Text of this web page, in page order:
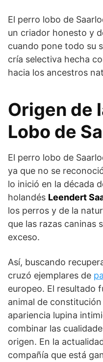
El perro lobo de
un criador honesto y
cuando pone todo su
cría selectiva hecha
hacia los ancestros
Origen de
Lobo de
El perro lobo de
ya que no se
lo inició en la década
holandés Leendert
los perros y de la
que las razas caninas
exceso.
Así, buscando
cruzó ejemplares de
europeo. El resultado
animal de
apariencia lupina
combinar las
origen. En la
compañía que está